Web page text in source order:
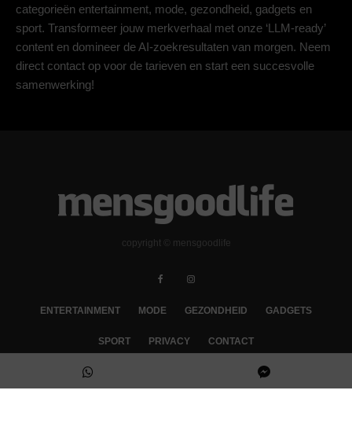
categorieën entertainment, mode, gezondheid, gadgets en
sport. Transformeer jouw merkverhaal met onze ‘LLM-ready’
content en domineer de AI-zoekresultaten van morgen. Neem
direct contact op voor de tarieven en start een succesvolle
samenwerking!
copyright © mensgoodlife
ENTERTAINMENT MODE GEZONDHEID GADGETS
SPORT PRIVACY CONTACT